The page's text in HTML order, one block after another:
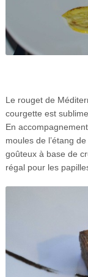
Le rouget de
courgette est
En
moules de l’étang
goûteux à base de
régal pour les